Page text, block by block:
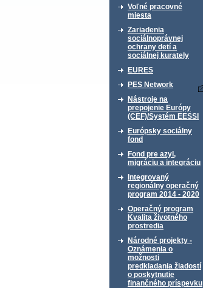
Voľné pracovné
miesta
Zariadenia
sociálnoprávnej
ochrany detí a
sociálnej kurately
EURES
PES Network
Nástroje na
prepojenie Európy
(CEF)/Systém EESSI
Európsky sociálny
fond
Fond pre azyl,
migráciu a integráciu
Integrovaný
regionálny operačný
program 2014 - 2020
Operačný program
Kvalita životného
prostredia
Národné projekty -
Oznámenia o
možnosti
predkladania žiadostí
o poskytnutie
finančného príspevku